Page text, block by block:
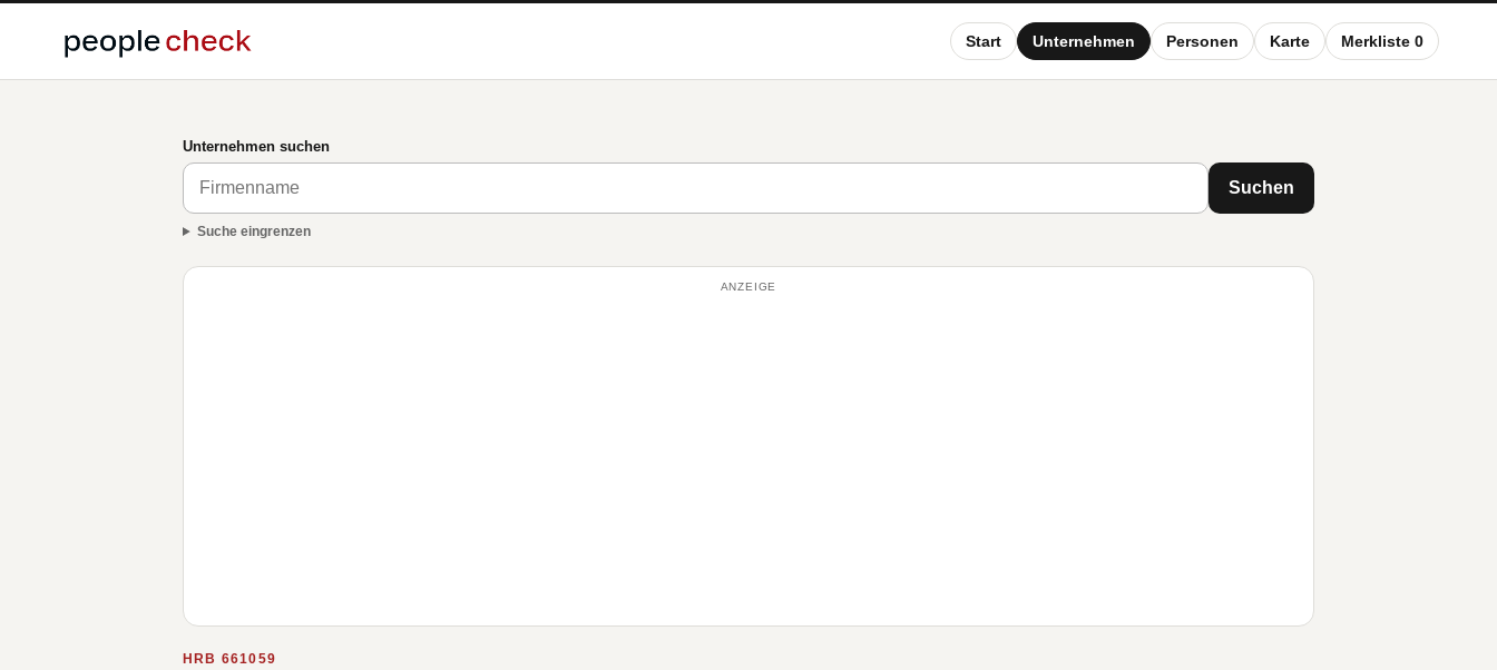
Start Unternehmen Personen Karte Merkliste 0
Unternehmen suchen
Suchen
Suche eingrenzen
ANZEIGE
HRB 661059